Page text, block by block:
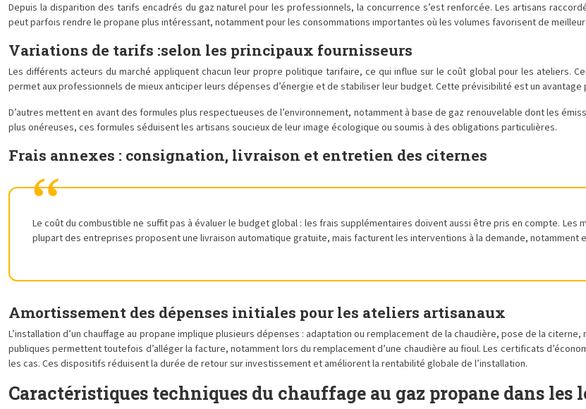
Depuis la disparition des tarifs encadrés du gaz naturel pour les professionnels, la concurrence s’est renforcée. Les artisans
peut parfois rendre le propane plus intéressant, notamment pour les consommations importantes où les volumes favorisent de
Variations de tarifs :selon les principaux fournisseurs
Les différents acteurs du marché appliquent chacun leur propre politique tarifaire, ce qui influe sur le coût global pour les ateliers.
permet aux professionnels de mieux anticiper leurs dépenses d’énergie et de stabiliser leur budget. Cette prévisibilité est un avantage
D’autres mettent en avant des formules plus respectueuses de l’environnement, notamment à base de gaz renouvelable dont les
plus onéreuses, ces formules séduisent les artisans soucieux de leur image écologique ou soumis à des obligations particulières.
Frais annexes : consignation, livraison et entretien des citernes
Le coût du combustible ne suffit pas à évaluer le budget global : les frais supplémentaires doivent aussi être pris en compte.
plupart des entreprises proposent une livraison automatique gratuite, mais facturent les interventions à la demande, notamment
Amortissement des dépenses initiales pour les ateliers artisanaux
L’installation d’un chauffage au propane implique plusieurs dépenses : adaptation ou remplacement de la chaudière, pose de la
publiques permettent toutefois d’alléger la facture, notamment lors du remplacement d’une chaudière au fioul. Les certificats
les cas. Ces dispositifs réduisent la durée de retour sur investissement et améliorent la rentabilité globale de l’installation.
Caractéristiques techniques du chauffage au gaz propane dans